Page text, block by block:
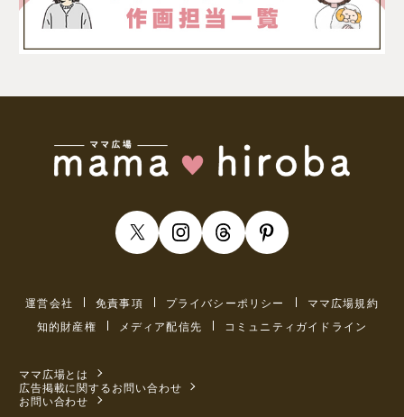
運営会社 免責事項 プライバシーポリシー
ママ広場規約
知的財産権
メディア配信先 コミュニティガイドライン
ママ広場とは
広告掲載に関するお問い合わせ
お問い合わせ